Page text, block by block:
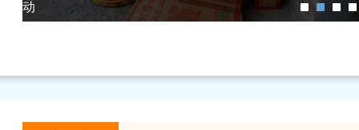
云浮：开展防灾减灾日活动 提升排查灾